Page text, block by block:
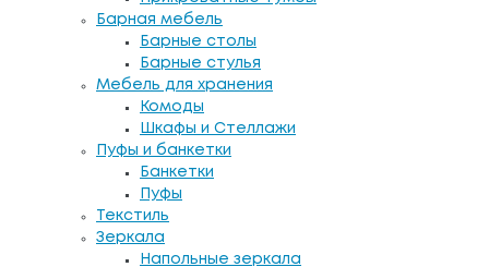
Барная мебель
Барные столы
Барные стулья
Мебель для хранения
Комоды
Шкафы и Стеллажи
Пуфы и банкетки
Банкетки
Пуфы
Текстиль
Зеркала
Напольные зеркала